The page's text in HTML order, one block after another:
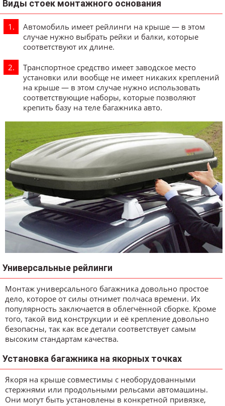
Виды стоек монтажного основания
Автомобиль имеет рейлинги на крыше — в этом
случае нужно выбрать рейки и балки, которые
соответствуют их длине.
Транспортное средство имеет заводское место
установки или вообще не имеет никаких креплений
на крыше — в этом случае нужно использовать
соответствующие наборы, которые позволяют
крепить базу на теле багажника авто.
Универсальные рейлинги
Монтаж универсального багажника довольно простое
дело, которое от силы отнимет полчаса времени. Их
популярность заключается в облегчённой сборке. Кроме
того, такой вид конструкции и её крепление довольно
безопасны, так как все детали соответствует самым
высоким стандартам качества.
Установка багажника на якорных точках
Якоря на крыше совместимы с необорудованными
стержнями или продольными рельсами автомашины.
Они могут быть установлены в конкретной привязке,